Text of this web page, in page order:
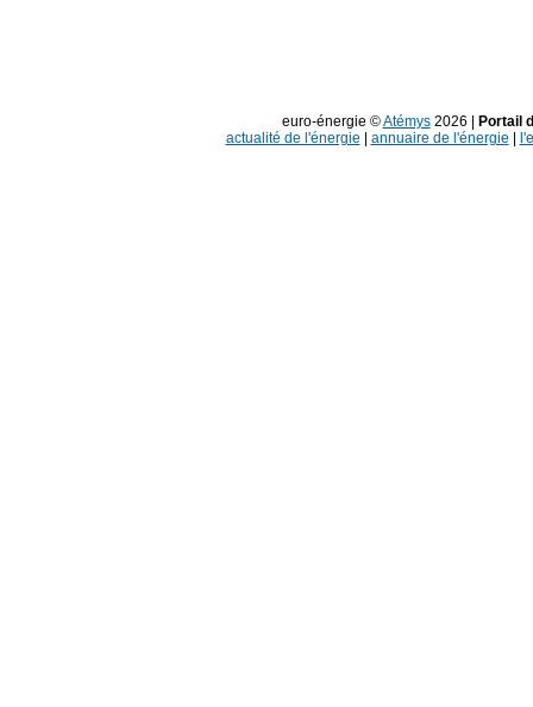
euro-énergie ©Atémys2026 |
Portail
actualité de l'énergie
annuaire de l'énergie